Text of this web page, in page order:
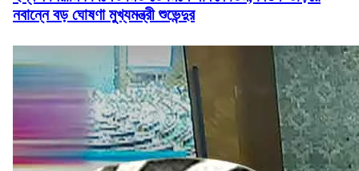
নবান্নে বড় ঘোষণা মুখ্যমন্ত্রী শুভেন্দুর